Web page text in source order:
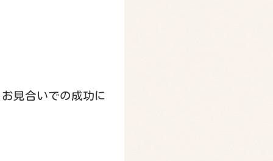
見合いでの成功に